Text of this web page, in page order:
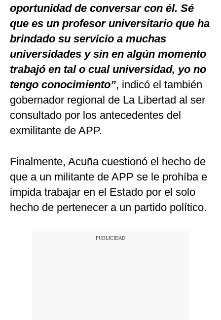
oportunidad de conversar con él. Sé
que es un profesor universitario que ha
brindado su servicio a muchas
universidades y sin en algún momento
trabajó en tal o cual universidad, yo no
tengo conocimiento”, indicó el también
gobernador regional de La Libertad al ser
consultado por los antecedentes del
exmilitante de APP.
Finalmente, Acuña cuestionó el hecho de
que a un militante de APP se le prohíba e
impida trabajar en el Estado por el solo
hecho de pertenecer a un partido político.